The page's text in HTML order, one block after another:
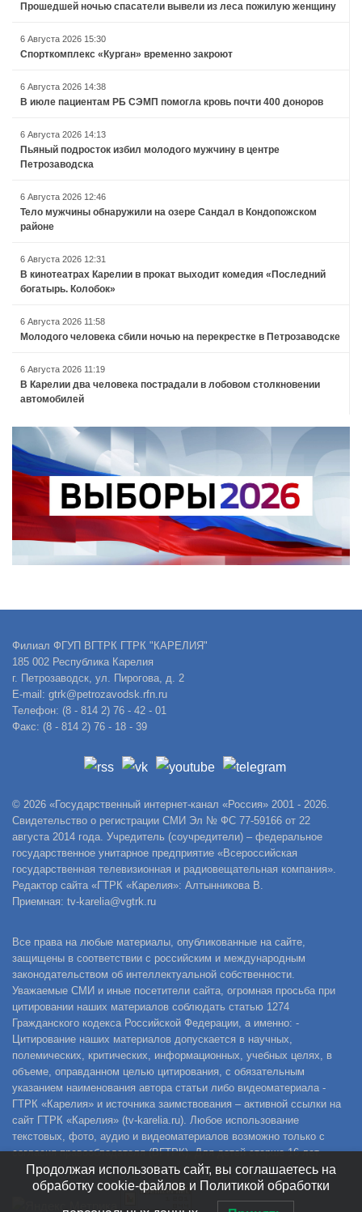
Прошедшей ночью спасатели вывели из леса пожилую женщину
6 Августа 2026 15:30
Спорткомплекс «Курган» временно закроют
6 Августа 2026 14:38
В июле пациентам РБ СЭМП помогла кровь почти 400 доноров
6 Августа 2026 14:13
Пьяный подросток избил молодого мужчину в центре
Петрозаводска
6 Августа 2026 12:46
Тело мужчины обнаружили на озере Сандал в Кондопожском
районе
6 Августа 2026 12:31
В кинотеатрах Карелии в прокат выходит комедия «Последний
богатырь. Колобок»
6 Августа 2026 11:58
Молодого человека сбили ночью на перекрестке в Петрозаводске
6 Августа 2026 11:19
В Карелии два человека пострадали в лобовом столкновении
автомобилей
Филиал ФГУП ВГТРК ГТРК "КАРЕЛИЯ"
185 002 Республика Карелия
г. Петрозаводск, ул. Пирогова, д. 2
E-mail: gtrk@petrozavodsk.rfn.ru
Телефон: (8 - 814 2) 76 - 42 - 01
Факс: (8 - 814 2) 76 - 18 - 39
© 2026 «Государственный интернет-канал «Россия» 2001 - 2026.
Свидетельство о регистрации СМИ Эл № ФС 77-59166 от 22
августа 2014 года. Учредитель (соучредители) – федеральное
государственное унитарное предприятие «Всероссийская
государственная телевизионная и радиовещательная компания».
Редактор сайта «ГТРК «Карелия»: Алтынникова В.
Приемная: tv-karelia@vgtrk.ru
Все права на любые материалы, опубликованные на сайте,
защищены в соответствии с российским и международным
законодательством об интеллектуальной собственности.
Уважаемые СМИ и иные посетители сайта, огромная просьба при
цитировании наших материалов соблюдать статью 1274
Гражданского кодекса Российской Федерации, а именно: -
Цитирование наших материалов допускается в научных,
полемических, критических, информационных, учебных целях, в
объеме, оправданном целью цитирования, с обязательным
указанием наименования автора статьи либо видеоматериала -
ГТРК «Карелия» и источника заимствования – активной ссылки на
сайт ГТРК «Карелия» (tv-karelia.ru). Любое использование
текстовых, фото, аудио и видеоматериалов возможно только с
согласия правообладателя (ВГТРК). Для детей старше 16 лет.
Продолжая использовать сайт, вы соглашаетесь на
обработку cookie-файлов и Политикой обработки